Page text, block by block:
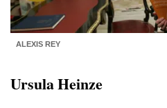
ALEXIS REY
Ursula Heinze